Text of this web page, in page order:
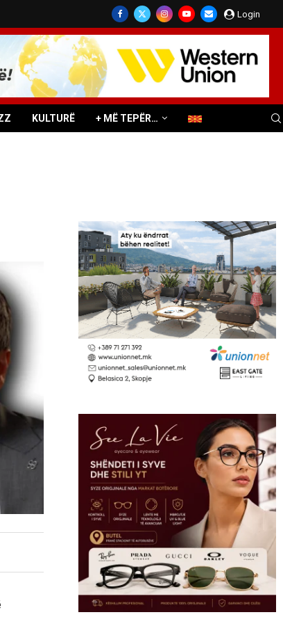
Login
KULTURË + MË TEPËR…